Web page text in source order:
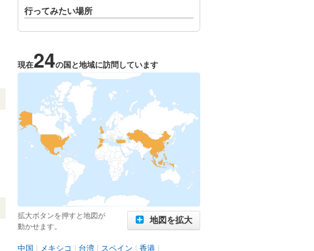
行ってみたい場所
現在24の国と地域に訪問しています
拡大ボタンを押すと地図が
動かせます。
地図を拡大
中国 | メキシコ | 台湾 | スペイン | 香港 |